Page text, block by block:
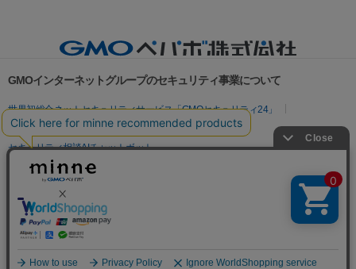
GMOインターネットグループのセキュリティ事業について
世界初総合ネットセキュリティサービス「GMOセキュリティ24」
パスワード漏洩診断
Webサイトリスク診断
セキュリティ相談AIチャットボット
実在証明・盗聴対策
サイバー攻撃対策（GMO Flatt Security）
セキュリティ事業の軌跡